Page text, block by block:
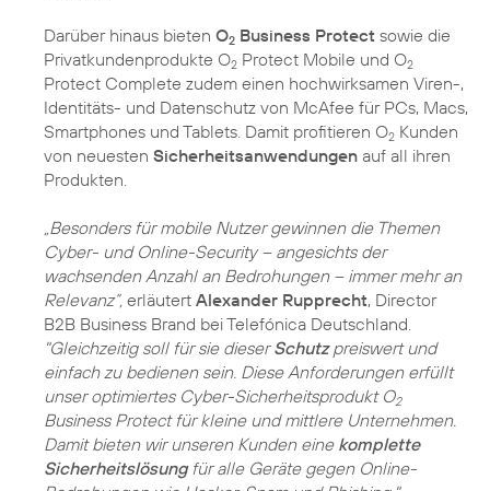
Darüber hinaus bieten O2 Business Protect sowie die
Privatkundenprodukte O2 Protect Mobile und O2
Protect Complete zudem einen hochwirksamen Viren-,
Identitäts- und Datenschutz von McAfee für PCs, Macs,
Smartphones und Tablets. Damit profitieren O2 Kunden
von neuesten Sicherheitsanwendungen auf all ihren
Produkten.
„Besonders für mobile Nutzer gewinnen die Themen
Cyber- und Online-Security – angesichts der
wachsenden Anzahl an Bedrohungen – immer mehr an
Relevanz“, erläutert Alexander Rupprecht, Director
B2B Business Brand bei Telefónica Deutschland.
"Gleichzeitig soll für sie dieserSchutzpreiswert und
einfach zu bedienen sein. Diese Anforderungen erfüllt
unser optimiertes Cyber-Sicherheitsprodukt O2
Business Protect für kleine und mittlere Unternehmen.
Damit bieten wir unseren Kunden eine komplette
Sicherheitslösungfür alle Geräte gegen Online-